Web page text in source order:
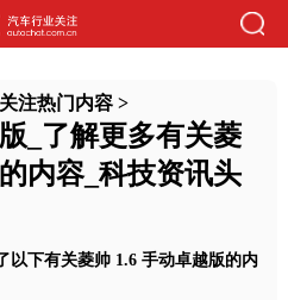
注热门内容>
_了解更多有关菱
内容_科技资讯头
以下有关菱帅 1.6 手动卓越版的内